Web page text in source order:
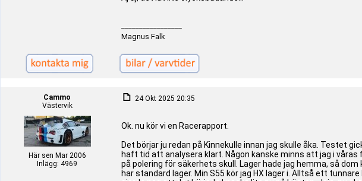
Magnus Falk
Cammo
Västervik
Här sen Mar 2006
Inlägg: 4969
24 Okt 2025 20:35
Ok. nu kör vi en Racerapport.
Det börjar ju redan på Kinnekulle innan jag skulle åka. Testet
haft tid att analysera klart. Någon kanske minns att jag i
på polering för säkerhets skull. Lager hade jag hemma, så
har standard lager. Min S55 kör jag HX lager i. Alltså ett